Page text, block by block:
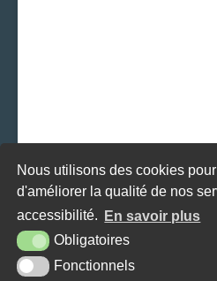
Nous utilisons des cookies
d'améliorer la qualité de nos
accessibilité.
En savoir plus
Obligatoires
Fonctionnels
Plan du site Mentions légales